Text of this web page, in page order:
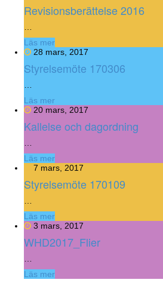
Revisionsberättelse 2016
…
Läs mer
28 mars, 2017
Styrelsemöte 170306
…
Läs mer
20 mars, 2017
Kallelse och dagordning
…
Läs mer
7 mars, 2017
Styrelsemöte 170109
…
Läs mer
3 mars, 2017
WHD2017_Flier
…
Läs mer